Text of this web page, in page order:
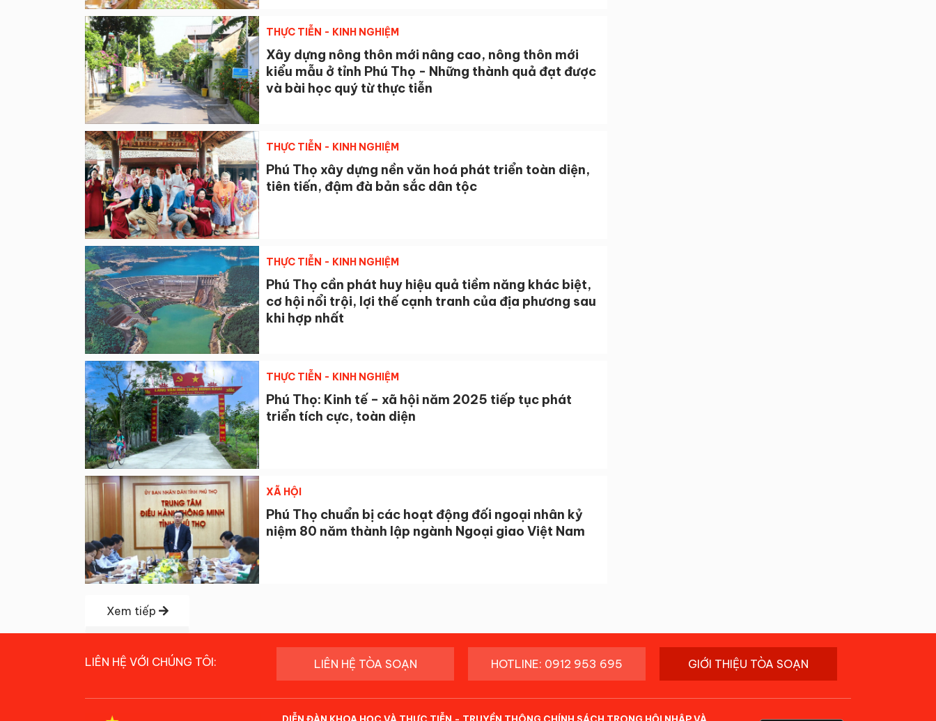
THỰC TIỄN - KINH NGHIỆM
Xây dựng nông thôn mới nâng cao, nông thôn mới
kiểu mẫu ở tỉnh Phú Thọ - Những thành quả đạt được
và bài học quý từ thực tiễn
THỰC TIỄN - KINH NGHIỆM
Phú Thọ xây dựng nền văn hoá phát triển toàn diện,
tiên tiến, đậm đà bản sắc dân tộc
THỰC TIỄN - KINH NGHIỆM
Phú Thọ cần phát huy hiệu quả tiềm năng khác biệt,
cơ hội nổi trội, lợi thế cạnh tranh của địa phương sau
khi hợp nhất
THỰC TIỄN - KINH NGHIỆM
Phú Thọ: Kinh tế – xã hội năm 2025 tiếp tục phát
triển tích cực, toàn diện
XÃ HỘI
Phú Thọ chuẩn bị các hoạt động đối ngoại nhân kỷ
niệm 80 năm thành lập ngành Ngoại giao Việt Nam
Xem tiếp
LIÊN HỆ VỚI CHÚNG TÔI: LIÊN HỆ TÒA SOẠN HOTLINE: 0912 953 695 GIỚI THIỆU TÒA SOẠN